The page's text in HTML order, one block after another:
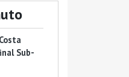
Sub-